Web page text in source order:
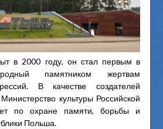
в 2000 году, он стал первым в
памятником жертвам
В качестве создателей
культуры Российской
по охране памяти, борьбы и
Польша.